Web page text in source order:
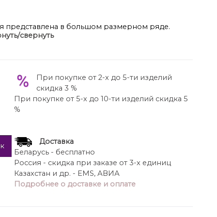
представлена в большом размерном ряде.
а благодаря непромокаемой и
” Hoopon” подходит для
украшен трикотажным довязом. Перед с
разрезы округлой формы так же
Застежка на кнопках выглядит современно и
76 см. , длина рукава 54 см.
свернуть
При покупке от 2-х до 5-ти изделий
скидка 3 %
При покупке от 5-х до 10-ти изделий скидка 5
%
Доставка
Беларусь - бесплатно
Россия - скидка при заказе от 3-х единиц
Казахстан и др. - EMS, АВИА
Подробнее о доставке и оплате